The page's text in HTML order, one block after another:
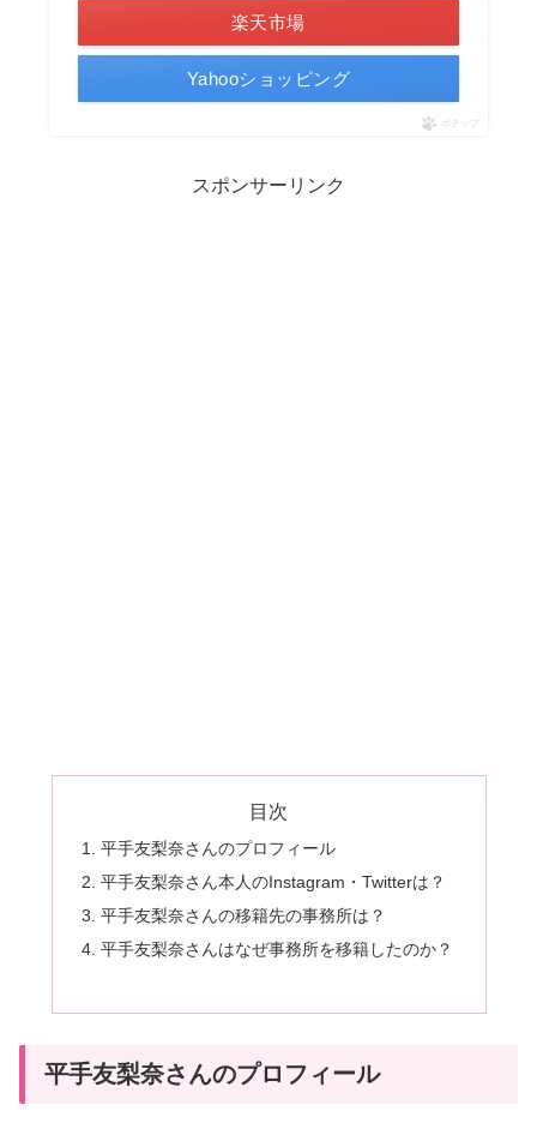
楽天市場
Yahooショッピング
ポチップ
スポンサーリンク
目次
平手友梨奈さんのプロフィール
平手友梨奈さん本人のInstagram・Twitterは？
平手友梨奈さんの移籍先の事務所は？
平手友梨奈さんはなぜ事務所を移籍したのか？
平手友梨奈さんのプロフィール